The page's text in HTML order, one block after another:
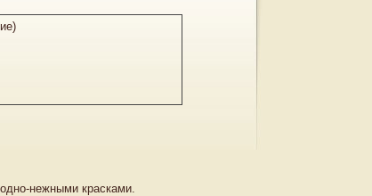
нежными красками.